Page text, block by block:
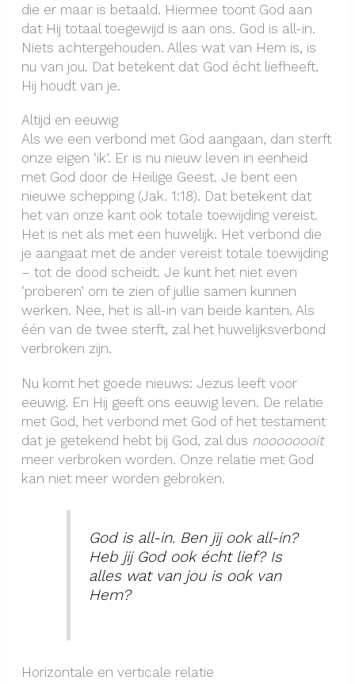
die er maar is betaald. Hiermee toont God aan
dat Hij totaal toegewijd is aan ons. God is all-in.
Niets achtergehouden. Alles wat van Hem is, is
nu van jou. Dat betekent dat God écht liefheeft.
Hij houdt van je.
Altijd en eeuwig
Als we een verbond met God aangaan, dan sterft
onze eigen ‘ik’. Er is nu nieuw leven in eenheid
met God door de Heilige Geest. Je bent een
nieuwe schepping (Jak. 1:18). Dat betekent dat
het van onze kant ook totale toewijding vereist.
Het is net als met een huwelijk. Het verbond die
je aangaat met de ander vereist totale toewijding
– tot de dood scheidt. Je kunt het niet even
‘proberen’ om te zien of jullie samen kunnen
werken. Nee, het is all-in van beide kanten. Als
één van de twee sterft, zal het huwelijksverbond
verbroken zijn.
Nu komt het goede nieuws: Jezus leeft voor
eeuwig. En Hij geeft ons eeuwig leven. De relatie
met God, het verbond met God of het testament
dat je getekend hebt bij God, zal dus noooooooit
meer verbroken worden. Onze relatie met God
kan niet meer worden gebroken.
God is all-in. Ben jij ook all-in?
Heb jij God ook écht lief? Is
alles wat van jou is ook van
Hem?
Horizontale en verticale relatie